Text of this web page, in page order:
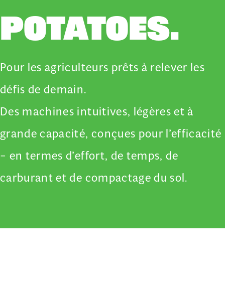
POTATOES.
Pour les agriculteurs prêts à relever les
défis de demain.
Des machines intuitives, légères et à
grande capacité, conçues pour l’efficacité
– en termes d’effort, de temps, de
carburant et de compactage du sol.